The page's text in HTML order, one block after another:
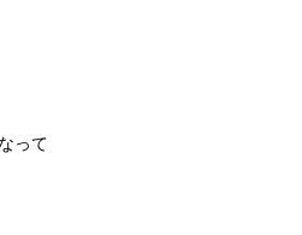
って